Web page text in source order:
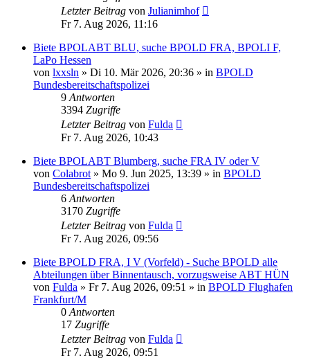
Letzter Beitrag von Julianimhof
Fr 7. Aug 2026, 11:16
Biete BPOLABT BLU, suche BPOLD FRA, BPOLI F,
LaPo Hessen
von lxxsln » Di 10. Mär 2026, 20:36 » in BPOLD
Bundesbereitschaftspolizei
9 Antworten
3394 Zugriffe
Letzter Beitrag von Fulda
Fr 7. Aug 2026, 10:43
Biete BPOLABT Blumberg, suche FRA IV oder V
von Colabrot » Mo 9. Jun 2025, 13:39 » in BPOLD
Bundesbereitschaftspolizei
6 Antworten
3170 Zugriffe
Letzter Beitrag von Fulda
Fr 7. Aug 2026, 09:56
Biete BPOLD FRA, I V (Vorfeld) - Suche BPOLD alle
Abteilungen über Binnentausch, vorzugsweise ABT HÜN
von Fulda » Fr 7. Aug 2026, 09:51 » in BPOLD Flughafen
Frankfurt/M
0 Antworten
17 Zugriffe
Letzter Beitrag von Fulda
Fr 7. Aug 2026, 09:51